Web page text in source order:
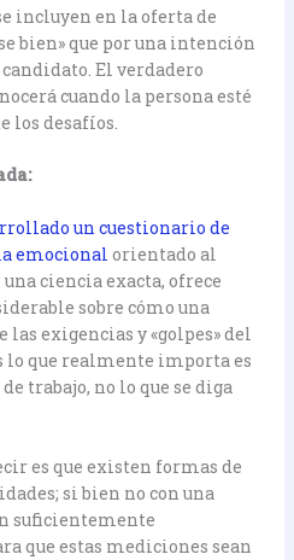
incluyen en la oferta de
bien» que por una intención
El verdadero
cuando la persona esté
los desafíos.
un cuestionario de
emocional orientado al
una ciencia exacta, ofrece
sobre cómo una
las exigencias y «golpes» del
lo que realmente importa es
trabajo, no lo que se diga
es que existen formas de
si bien no con una
suficientemente
que estas mediciones sean